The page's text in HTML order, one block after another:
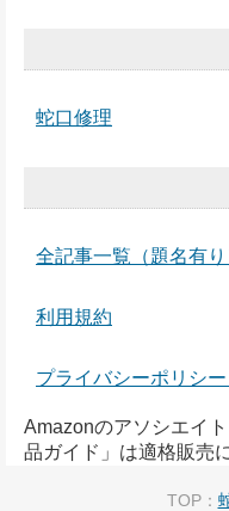
蛇口修理
全記事一覧（題名有り
利用規約
プライバシーポリシ
Amazonのアソシエイ
品ガイド」は適格販売
TOP：